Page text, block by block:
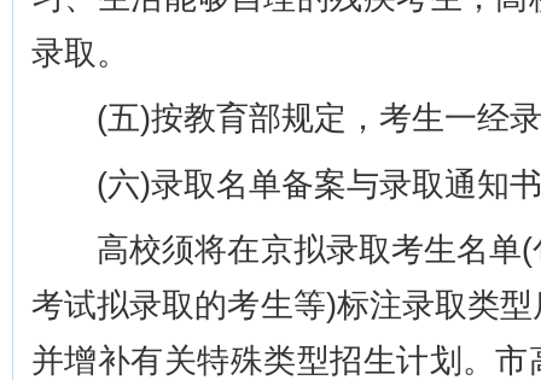
录取。
(五)按教育部规定，考生一经录
(六)录取名单备案与录取通知
高校须将在京拟录取考生名单(
考试拟录取的考生等)标注录取类
并增补有关特殊类型招生计划。